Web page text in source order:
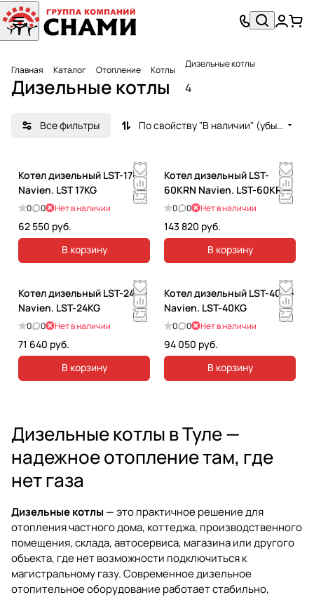
Главная Каталог Отопление Котлы Дизельные котлы
Дизельные котлы 4
Все фильтры По свойству "В наличии" (убывание)
Котел дизельный LST-17KG
Navien. LST 17KG
0 0 Нет в наличии
62 550 руб.
В корзину
Котел дизельный LST-
60KRN Navien. LST-60KRN
0 0 Нет в наличии
143 820 руб.
В корзину
Котел дизельный LST-24KG
Navien. LST-24KG
0 0 Нет в наличии
71 640 руб.
В корзину
Котел дизельный LST-40KG
Navien. LST-40KG
0 0 Нет в наличии
94 050 руб.
В корзину
Дизельные котлы в Туле —
надежное отопление там, где
нет газа
Дизельные котлы — это практичное решение для
отопления частного дома, коттеджа, производственного
помещения, склада, автосервиса, магазина или другого
объекта, где нет возможности подключиться к
магистральному газу. Современное дизельное
отопительное оборудование работает стабильно,